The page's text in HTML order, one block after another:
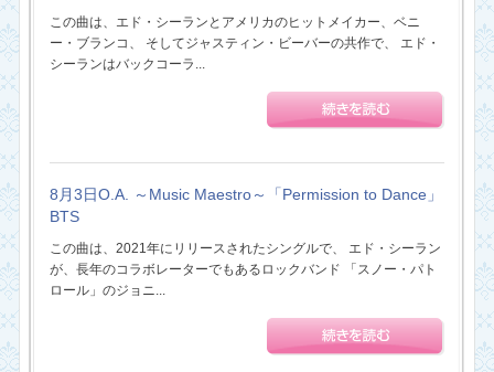
この曲は、エド・シーランとアメリカのヒットメイカー、ベニ
ー・ブランコ、 そしてジャスティン・ビーバーの共作で、 エド・
シーランはバックコーラ...
8月3日O.A. ～Music Maestro～「Permission to Dance」
BTS
この曲は、2021年にリリースされたシングルで、 エド・シーラン
が、長年のコラボレーターでもあるロックバンド 「スノー・パト
ロール」のジョニ...